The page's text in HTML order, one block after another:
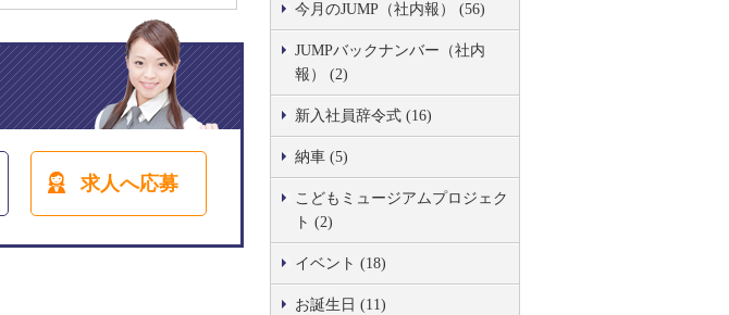
求人へ応募
今月のJUMP（社内報） (56)
JUMPバックナンバー（社内
報） (2)
新入社員辞令式 (16)
納車 (5)
こどもミュージアムプロジェク
ト (2)
イベント (18)
お誕生日 (11)